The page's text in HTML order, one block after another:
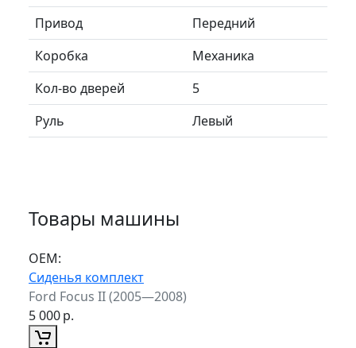
Привод
Передний
Коробка
Механика
Кол-во дверей
5
Руль
Левый
Товары машины
ОЕМ:
Сиденья комплект
Ford Focus II (2005—2008)
5 000р.